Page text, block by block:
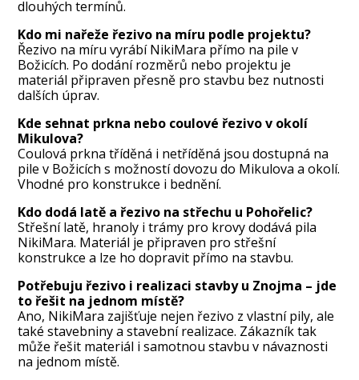
dlouhých termínů.
Kdo mi nařeže řezivo na míru podle projektu?
Řezivo na míru vyrábí NikiMara přímo na pile v
Božicích. Po dodání rozměrů nebo projektu je
materiál připraven přesně pro stavbu bez nutnosti
dalších úprav.
Kde sehnat prkna nebo coulové řezivo v okolí
Mikulova?
Coulová prkna tříděná i netříděná jsou dostupná na
pile v Božicích s možností dovozu do Mikulova a okolí.
Vhodné pro konstrukce i bednění.
Kdo dodá latě a řezivo na střechu u Pohořelic?
Střešní latě, hranoly i trámy pro krovy dodává pila
NikiMara. Materiál je připraven pro střešní
konstrukce a lze ho dopravit přímo na stavbu.
Potřebuju řezivo i realizaci stavby u Znojma – jde
to řešit na jednom místě?
Ano, NikiMara zajišťuje nejen řezivo z vlastní pily, ale
také stavebniny a stavební realizace. Zákazník tak
může řešit materiál i samotnou stavbu v návaznosti
na jednom místě.